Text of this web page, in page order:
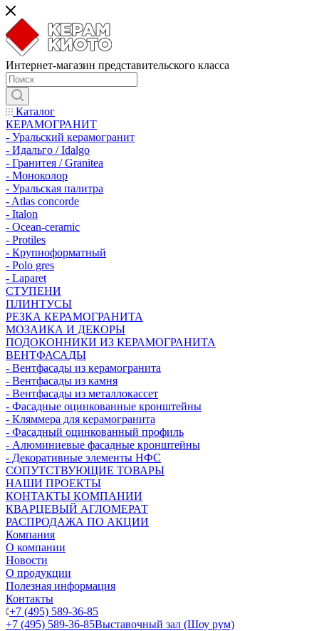
Интернет-магазин представительского класса
Каталог
КЕРАМОГРАНИТ
- Уральский керамогранит
- Идальго / Idalgo
- Гранитея / Granitea
- Моноколор
- Уральская палитра
- Atlas concorde
- Italon
- Ocean-ceramic
- Protiles
- Крупноформатный
- Polo gres
- Laparet
СТУПЕНИ
ПЛИНТУСЫ
РЕЗКА КЕРАМОГРАНИТА
МОЗАИКА И ДЕКОРЫ
ПОДОКОННИКИ ИЗ КЕРАМОГРАНИТА
ВЕНТФАСАДЫ
- Вентфасады из керамогранита
- Вентфасады из камня
- Вентфасады из металлокассет
- Фасадные оцинкованные кронштейны
- Кляммера для керамогранита
- Фасадный оцинкованный профиль
- Алюминиевые фасадные кронштейны
- Декоративные элементы НФС
СОПУТСТВУЮЩИЕ ТОВАРЫ
НАШИ ПРОЕКТЫ
КОНТАКТЫ КОМПАНИИ
КВАРЦЕВЫЙ АГЛОМЕРАТ
РАСПРОДАЖА ПО АКЦИИ
Компания
О компании
Новости
О продукции
Полезная информация
Контакты
+7 (495) 589-36-85
+7 (495) 589-36-85Выставочный зал (Шоу рум)